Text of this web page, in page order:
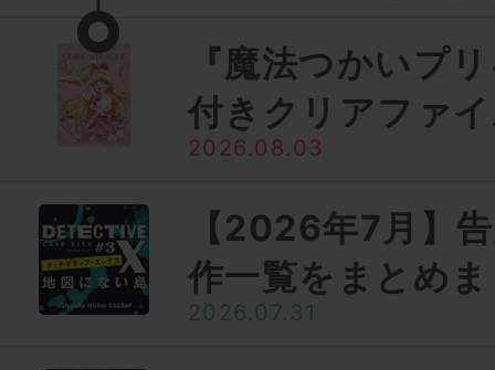
『魔法つかいプ
付きクリアファ
2026.08.03
【2026年7月】
作一覧をまとめ
2026.07.31